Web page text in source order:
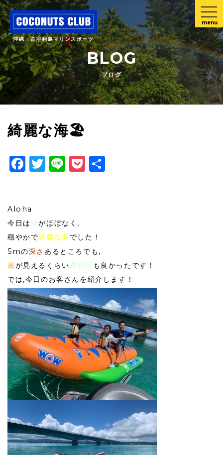
沖縄・古宇利島マリンスポーツ
menu
BLOG
ブログ
綺麗な海🏖
Facebook
Twitter
LinePocket
Aloha
今日は波がほぼなく,
穏やかで綺麗な海でした！
5mの深さ あるところでも,
底が見えるくらい透明度 も良かったです！
では,今日のお客さんを紹介します！